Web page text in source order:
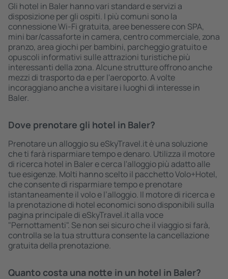
Gli hotel in Baler hanno vari standard e servizi a
disposizione per gli ospiti. I più comuni sono la
connessione Wi-Fi gratuita, aree benessere con SPA,
mini bar/cassaforte in camera, centro commerciale, zona
pranzo, area giochi per bambini, parcheggio gratuito e
opuscoli informativi sulle attrazioni turistiche più
interessanti della zona. Alcune strutture offrono anche
mezzi di trasporto da e per l'aeroporto. A volte
incoraggiano anche a visitare i luoghi di interesse in
Baler.
Dove prenotare gli hotel in Baler?
Prenotare un alloggio su eSkyTravel.it è una soluzione
che ti farà risparmiare tempo e denaro. Utilizza il motore
di ricerca hotel in Baler e cerca l'alloggio più adatto alle
tue esigenze. Molti hanno scelto il pacchetto Volo+Hotel,
che consente di risparmiare tempo e prenotare
istantaneamente il volo e l’alloggio. Il motore di ricerca e
la prenotazione di hotel economici sono disponibili sulla
pagina principale di eSkyTravel.it alla voce
"Pernottamenti". Se non sei sicuro che il viaggio si farà,
controlla se la tua struttura consente la cancellazione
gratuita della prenotazione.
Quanto costa una notte in un hotel in Baler?